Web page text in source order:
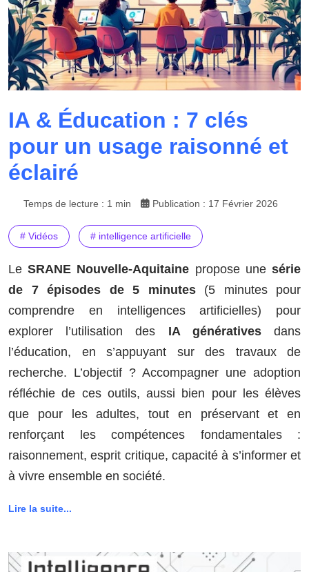
IA & Éducation : 7 clés
pour un usage raisonné et
éclairé
Temps de lecture : 1 min Publication : 17 Février 2026
# Vidéos # intelligence artificielle
LeSRANE Nouvelle-Aquitaine propose unesérie
de 7 épisodes de 5 minutes(5 minutes pour
comprendre en intelligences artificielles) pour
explorer l’utilisation des IA générativesdans
l’éducation, en s’appuyant sur des travaux de
recherche. L’objectif ? Accompagner une adoption
réfléchie de ces outils, aussi bien pour les élèves
que pour les adultes, tout en préservant et en
renforçant les compétences fondamentales :
raisonnement, esprit critique, capacité à s’informer et
à vivre ensemble en société.
Lire la suite...